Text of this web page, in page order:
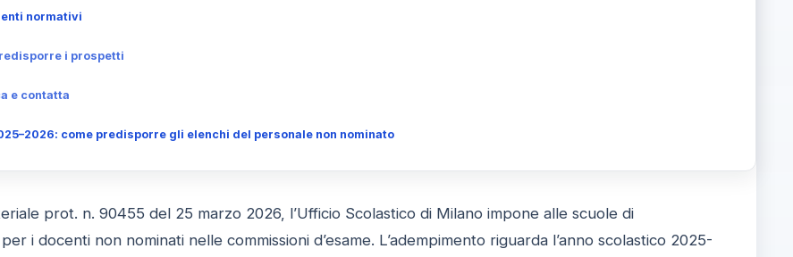
normativi
i prospetti
e contatta
come predisporre gli elenchi del personale non nominato
prot. n. 90455 del 25 marzo 2026, l’Ufficio Scolastico di Milano impone alle scuole di
i docenti non nominati nelle commissioni d’esame. L’adempimento riguarda l’anno scolastico 2025-